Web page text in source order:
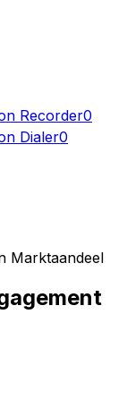
Recorder0
Dialer0
Marktaandeel